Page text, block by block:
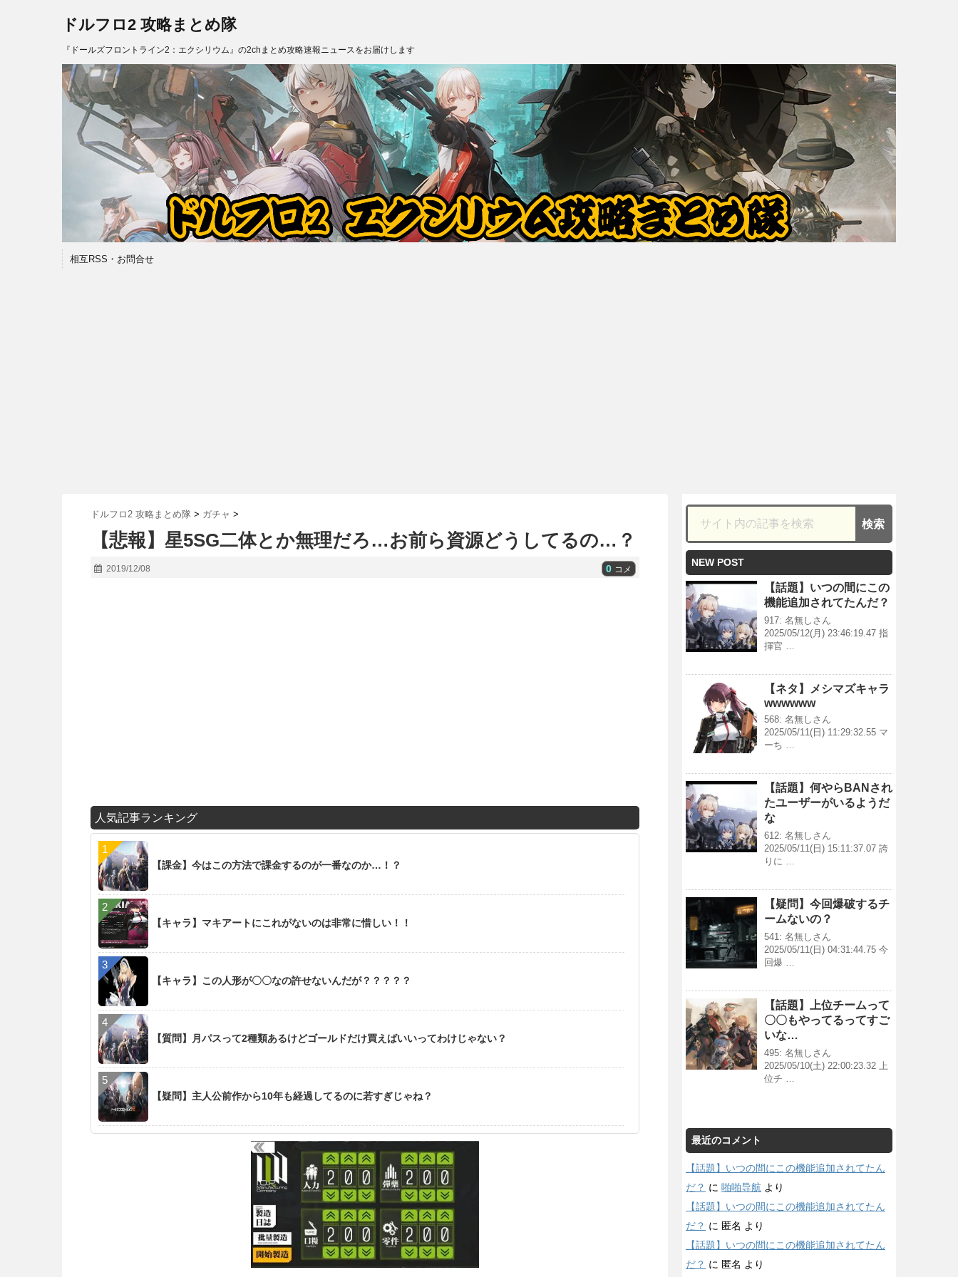
ドルフロ2 攻略まとめ隊
『ドールズフロントライン2：エクシリウム』の2chまとめ攻略速報ニュースをお届けします
相互RSS・お問合せ
ドルフロ2 攻略まとめ隊 > ガチャ >
【悲報】星5SG二体とか無理だろ…お前ら資源どうしてるの…？
2019/12/08 0 コメ
人気記事ランキング
【課金】今はこの方法で課金するのが一番なのか…！？
【キャラ】マキアートにこれがないのは非常に惜しい！！
【キャラ】この人形が〇〇なの許せないんだが？？？？？
【質問】月パスって2種類あるけどゴールドだけ買えばいいってわけじゃない？
【疑問】主人公前作から10年も経過してるのに若すぎじゃね？
NEW POST
【話題】いつの間にこの
機能追加されてたんだ？
917: 名無しさん
2025/05/12(月) 23:46:19.47 指
揮官 …
【ネタ】メシマズキャラ
wwwwww
568: 名無しさん
2025/05/11(日) 11:29:32.55 マ
ーち …
【話題】何やらBANされ
たユーザーがいるようだ
な
612: 名無しさん
2025/05/11(日) 15:11:37.07 誇
りに …
【疑問】今回爆破するチ
ームないの？
541: 名無しさん
2025/05/11(日) 04:31:44.75 今
回爆 …
【話題】上位チームって
〇〇もやってるってすご
いな…
495: 名無しさん
2025/05/10(土) 22:00:23.32 上
位チ …
最近のコメント
【話題】いつの間にこの機能追加されてたん
だ？ に 啪啪导航 より
【話題】いつの間にこの機能追加されてたん
だ？ に 匿名 より
【話題】いつの間にこの機能追加されてたん
だ？ に 匿名 より